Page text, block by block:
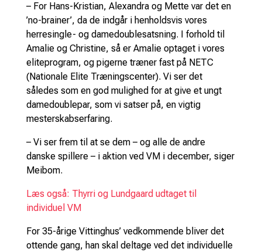
– For Hans-Kristian, Alexandra og Mette var det en
’no-brainer’, da de indgår i henholdsvis vores
herresingle- og damedoublesatsning. I forhold til
Amalie og Christine, så er Amalie optaget i vores
eliteprogram, og pigerne træner fast på NETC
(Nationale Elite Træningscenter). Vi ser det
således som en god mulighed for at give et ungt
damedoublepar, som vi satser på, en vigtig
mesterskabserfaring.
– Vi ser frem til at se dem – og alle de andre
danske spillere – i aktion ved VM i december, siger
Meibom.
Læs også: Thyrri og Lundgaard udtaget til
individuel VM
For 35-årige Vittinghus’ vedkommende bliver det
ottende gang, han skal deltage ved det individuelle